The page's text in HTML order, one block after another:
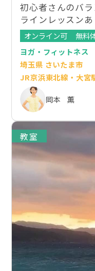
初心者さんのバ
ラインレッスンあ
オンライン可
無料
ヨガ・フィットネス
埼玉県 さいたま市
JR京浜東北線・大宮
岡本 薫
教室